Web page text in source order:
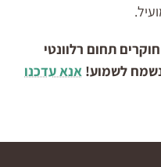
תחום רלוונטי
נשמח לשמוע! אנא עדכנו